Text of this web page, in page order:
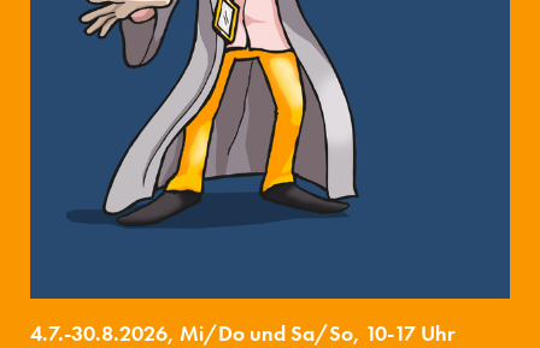
4.7.-30.8.2026, Mi/Do und Sa/So, 10-17 Uhr